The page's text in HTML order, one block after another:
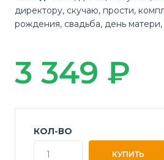
директору, скучаю, прости,
рождения, свадьба, день матери
3 349 ₽
КОЛ-ВО